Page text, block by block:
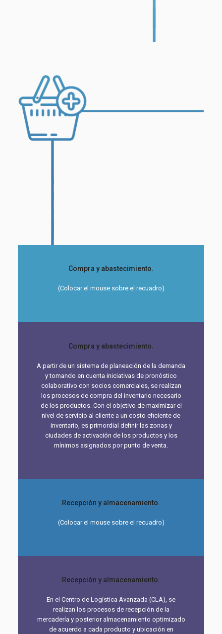
Compra y abastecimiento.
(Colocar el mouse sobre el recuadro)
Compra y abastecimiento.
A partir de un sistema de planeación de la demanda
y tomando en cuenta iniciativas de pronóstico
colaborativo con socios comerciales, se realizan
los procesos de compra del inventario necesario
de los productos. Con el objetivo de maximizar el
nivel de servicio al cliente a un costo eficiente de
inventario, es primordial definir las zonas y
ciudades de activación de los productos y los
mínimos asignados por punto de venta.
Recepción y almacenamiento.
(Colocar el mouse sobre el recuadro)
Recepción y almacenamiento.
En el Centro de Logística Avanzada (CLA), se
realizan los procesos de recepción de la
mercadería y posterior almacenamiento optimizado
de acuerdo a cada producto y ubicación en